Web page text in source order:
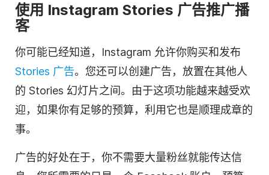
使用 Instagram Stories 广告推广播
客
你可能已经知道，Instagram 允许你购买和发布
Stories 广告。您还可以创建广告，放置在其他人
的 Stories 幻灯片之间。由于这项功能越来越受欢
迎，如果你有足够的预算，利用它也是顺理成章的
事。
广告的好处在于，你不需要大量粉丝就能传达信